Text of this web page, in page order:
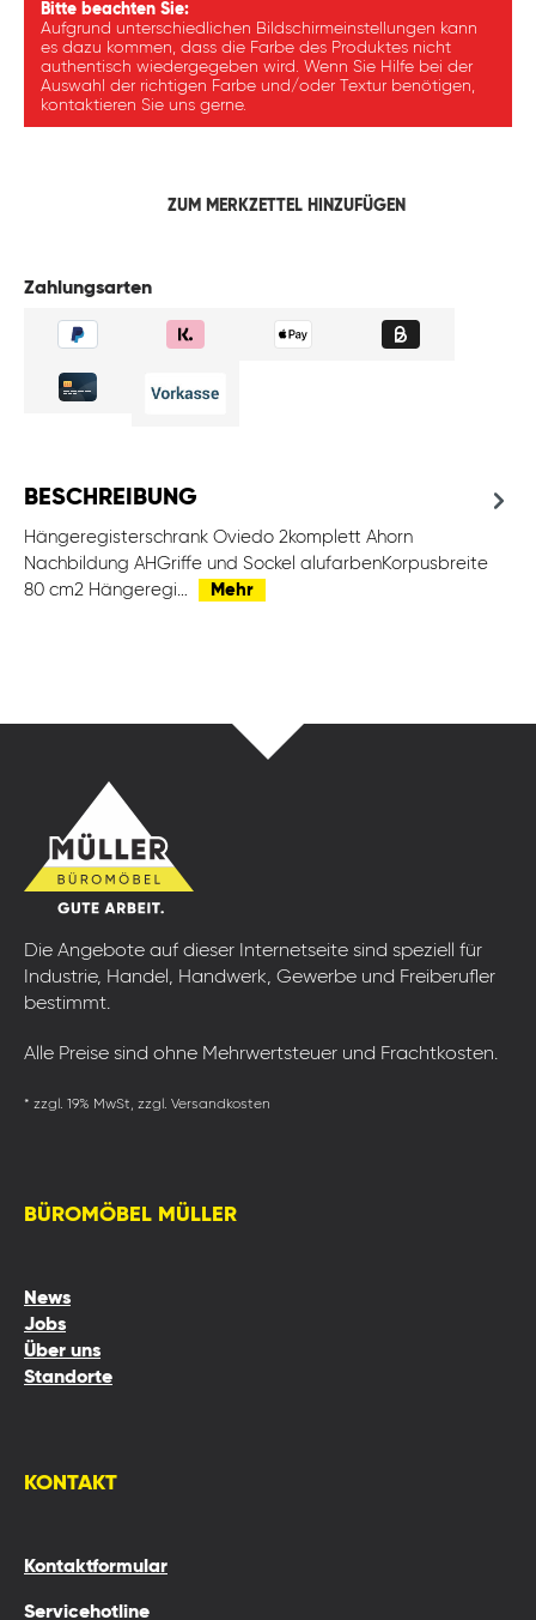
Bitte beachten Sie:
Aufgrund unterschiedlichen Bildschirmeinstellungen kann
es dazu kommen, dass die Farbe des Produktes nicht
authentisch wiedergegeben wird. Wenn Sie Hilfe bei der
Auswahl der richtigen Farbe und/oder Textur benötigen,
kontaktieren Sie uns gerne.
ZUM MERKZETTEL HINZUFÜGEN
Zahlungsarten
BESCHREIBUNG
Hängeregisterschrank Oviedo 2komplett Ahorn
Nachbildung AHGriffe und Sockel alufarbenKorpusbreite
80 cm2 Hängeregi…
Mehr
Die Angebote auf dieser Internetseite sind speziell für
Industrie, Handel, Handwerk, Gewerbe und Freiberufler
bestimmt.
Alle Preise sind ohne Mehrwertsteuer und Frachtkosten.
* zzgl. 19% MwSt, zzgl. Versandkosten
BÜROMÖBEL MÜLLER
News
Jobs
Über uns
Standorte
KONTAKT
Kontaktformular
Servicehotline